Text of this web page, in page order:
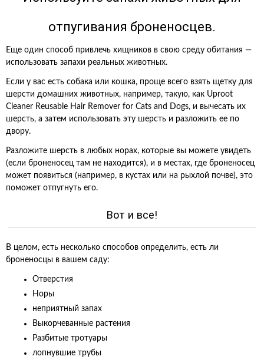
отпугивания броненосцев.
Еще один способ привлечь хищников в свою среду обитания —
использовать запахи реальных животных.
Если у вас есть собака или кошка, проще всего взять щетку для
шерсти домашних животных, например, такую, как Uproot
Cleaner Reusable Hair Remover for Cats and Dogs, и вычесать их
шерсть, а затем использовать эту шерсть и разложить ее по
двору.
Разложите шерсть в любых норах, которые вы можете увидеть
(если броненосец там не находится), и в местах, где броненосец
может появиться (например, в кустах или на рыхлой почве), это
поможет отпугнуть его.
Вот и все!
В целом, есть несколько способов определить, есть ли
броненосцы в вашем саду:
Отверстия
Норы
неприятный запах
Выкорчеванные растения
Разбитые тротуары
лопнувшие трубы